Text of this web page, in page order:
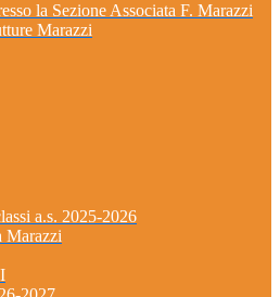
la Sezione Associata F. Marazzi
Marazzi
a.s. 2025-2026
Marazzi